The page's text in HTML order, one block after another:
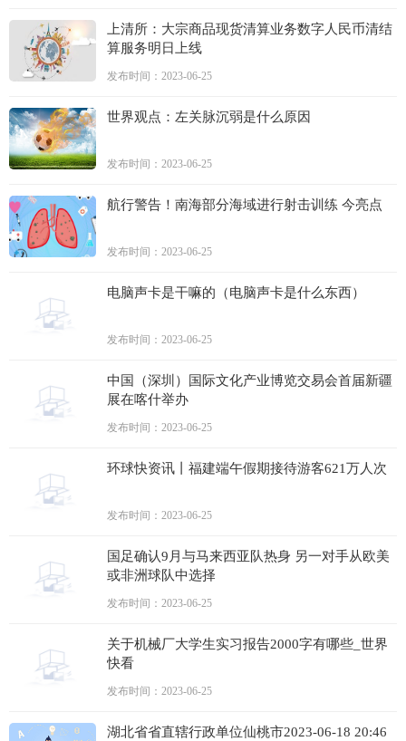
上清所：大宗商品现货清算业务数字人民币清结
算服务明日上线
发布时间：2023-06-25
世界观点：左关脉沉弱是什么原因
发布时间：2023-06-25
航行警告！南海部分海域进行射击训练 今亮点
发布时间：2023-06-25
电脑声卡是干嘛的（电脑声卡是什么东西）
发布时间：2023-06-25
中国（深圳）国际文化产业博览交易会首届新疆
展在喀什举办
发布时间：2023-06-25
环球快资讯丨福建端午假期接待游客621万人次
发布时间：2023-06-25
国足确认9月与马来西亚队热身 另一对手从欧美
或非洲球队中选择
发布时间：2023-06-25
关于机械厂大学生实习报告2000字有哪些_世界
快看
发布时间：2023-06-25
湖北省省直辖行政单位仙桃市2023-06-18 20:46